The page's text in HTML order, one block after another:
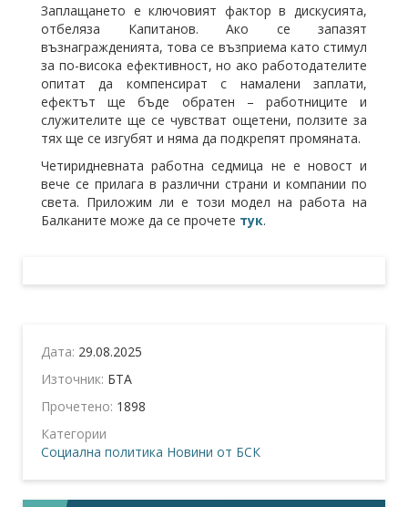
Заплащането е ключовият фактор в дискусията,
отбеляза Капитанов. Ако се запазят
възнагражденията, това се възприема като стимул
за по-висока ефективност, но ако работодателите
опитат да компенсират с намалени заплати,
ефектът ще бъде обратен – работниците и
служителите ще се чувстват ощетени, ползите за
тях ще се изгубят и няма да подкрепят промяната.
Четиридневната работна седмица не е новост и
вече се прилага в различни страни и компании по
света. Приложим ли е този модел на работа на
Балканите може да се прочете тук.
Дата: 29.08.2025
Източник: БТА
Прочетено: 1898
Категории
Социална политика Новини от БСК